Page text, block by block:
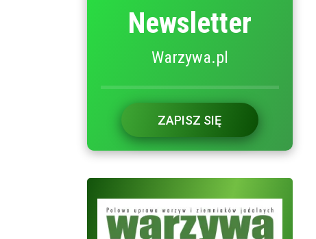
Newsletter
Warzywa.pl
ZAPISZ SIĘ